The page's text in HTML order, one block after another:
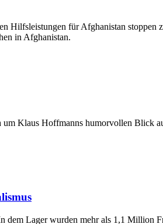
Hilfsleistungen für Afghanistan stoppen
in Afghanistan.
Klaus Hoffmanns humorvollen Blick
Lager wurden mehr als 1,1 Million